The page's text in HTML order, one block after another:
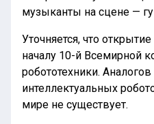
музыканты на сцене —
Уточняется, что
началу 10-й Всемирной
робототехники.
интеллектуальных
мире не существует.